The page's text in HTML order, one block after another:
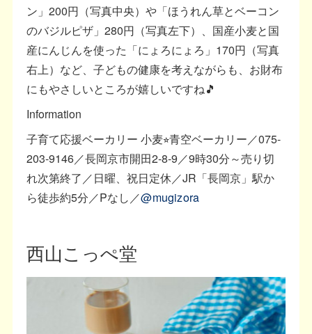
ン」200円（写真中央）や「ほうれん草とベーコン
のバジルピザ」280円（写真左下）、国産小麦と国
産にんじんを使った「にょろにょろ」170円（写真
右上）など、子どもの健康を考えながらも、お財布
にもやさしいところが嬉しいですね🎵
Information
子育て応援ベーカリー 小麦⭐︎青空ベーカリー／075-
203-9146／長岡京市開田2-8-9／9時30分～売り切
れ次第終了／日曜、祝日定休／JR「長岡京」駅か
ら徒歩約5分／Pなし／@mugizora
西山こっぺ堂